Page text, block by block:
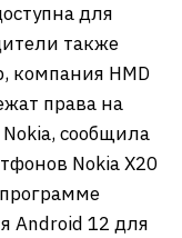
для
также
компания HMD
права на
сообщила
Nokia X20
Android 12 для